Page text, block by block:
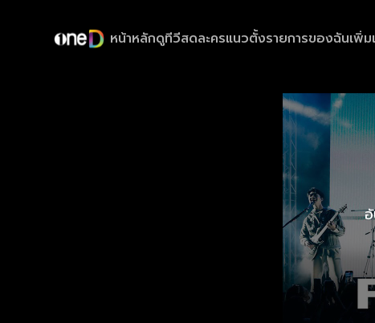
หน้าหลักดูทีวีสดละครแนวตั้งรายการของฉันเพิ่ม